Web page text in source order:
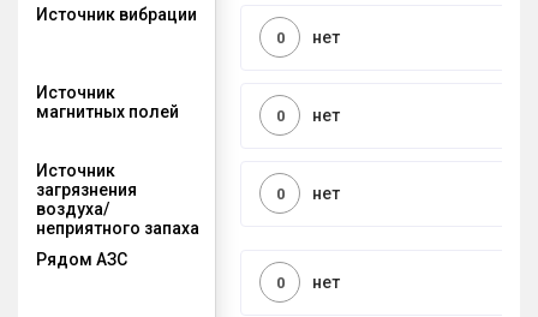
Источник вибрации
нет
0
Источник
магнитных полей
нет
0
Источник
загрязнения
воздуха/
неприятного запаха
нет
0
Рядом АЗС
нет
0